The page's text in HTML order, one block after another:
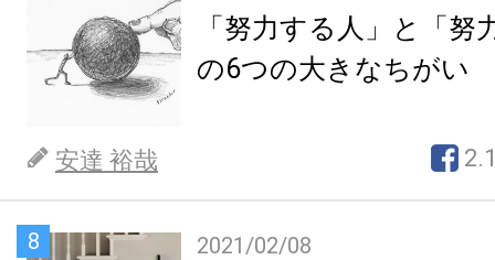
「努力する人」と「努
の6つの大きなちがい
安達 裕哉
8 2021/02/08